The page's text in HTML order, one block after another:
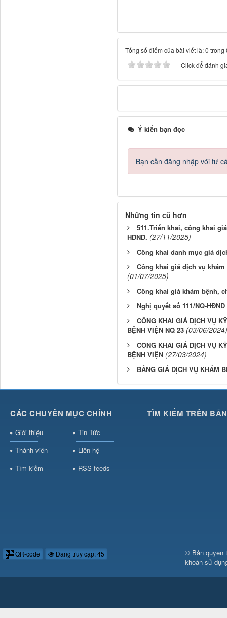
Tổng số điểm của bài viết là: 0 trong
Click để đánh
Ý kiến bạn đọc
Bạn cần đăng nhập với tư
Những tin cũ hơn
511.Triển khai, công khai
HĐND. (27/11/2025)
Công khai danh mục giá
Công khai giá dịch vụ
(01/07/2025)
Công khai giá khám bệnh,
Nghị quyết số 111/NQ-HĐND
CÔNG KHAI GIÁ DỊCH VỤ
BỆNH VIỆN NQ 23 (03/06/2024)
CÔNG KHAI GIÁ DỊCH VỤ
BỆNH VIỆN (27/03/2024)
BẢNG GIÁ DỊCH VỤ KHÁM
CÁC CHUYÊN MỤC CHÍNH
Giới thiệu
Tin Tức
Thành viên
Liên hệ
Tìm kiếm
RSS-feeds
TÌM KIẾM TRÊN
QR-code Đang truy cập: 45
© Bản quyền
khoản sử